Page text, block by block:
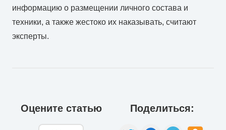
информацию о размещении личного состава и
техники, а также жестоко их наказывать, считают
эксперты.
Оцените статью Поделиться: